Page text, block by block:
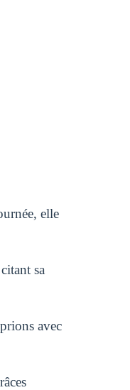
elle
sa
avec